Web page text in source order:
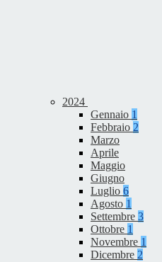
2024
Gennaio 1
Febbraio 2
Marzo
Aprile
Maggio
Giugno
Luglio 6
Agosto 1
Settembre 3
Ottobre 1
Novembre 1
Dicembre 2